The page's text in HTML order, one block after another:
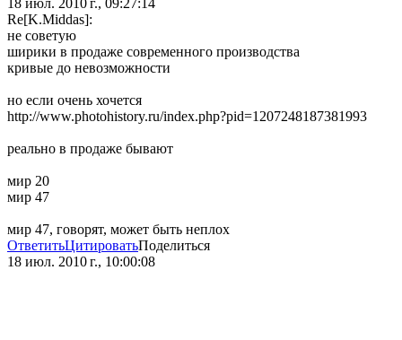
18 июл. 2010 г., 09:27:14
Re[K.Middas]:
не советую
ширики в продаже современного производства
кривые до невозможности
но если очень хочется
http://www.photohistory.ru/index.php?pid=1207248187381993
реально в продаже бывают
мир 20
мир 47
мир 47, говорят, может быть неплох
ОтветитьЦитироватьПоделиться
18 июл. 2010 г., 10:00:08